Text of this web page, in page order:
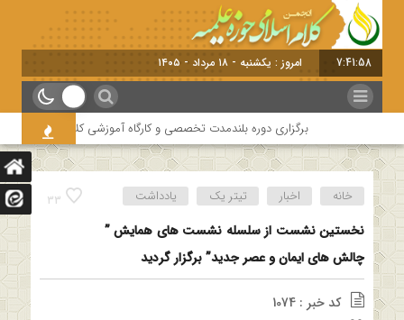
7:41:59 امروز : یکشنبه - ۱۸ مرداد - ۱۴۰۵
برگزاری دوره بلندمدت تخصصی و کارگاه آموزشی کلام امامیه باحضور
33 خانه اخبار تیتر یک یادداشت
نخستین نشست از سلسله نشست های همایش ”
چالش های ایمان و عصر جدید” برگزار گردید
کد خبر : 1074